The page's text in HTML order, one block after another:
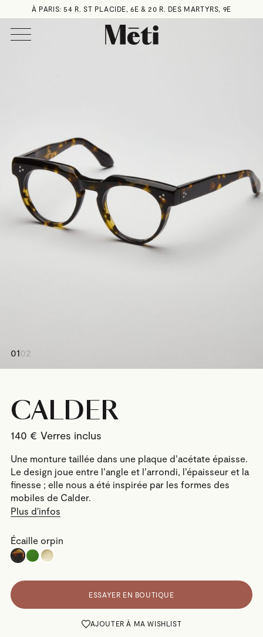
À PARIS: 54 R. ST PLACIDE, 6E & 20 R. DES MARTYRS, 9E
0102
CALDER
140 €
Une monture taillée dans une plaque d’acétate épaisse.
Le design joue entre l’angle et l’arrondi, l’épaisseur et la
finesse ; elle nous a été inspirée par les formes des
mobiles de Calder.
Plus d'infos
Écaille orpin
ESSAYER EN BOUTIQUE
AJOUTER À MA WISHLIST